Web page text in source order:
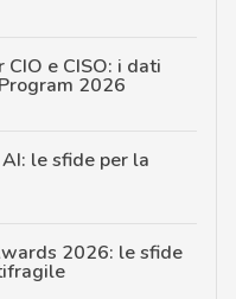
e CISO: i dati
2026
le sfide per la
2026: le sfide